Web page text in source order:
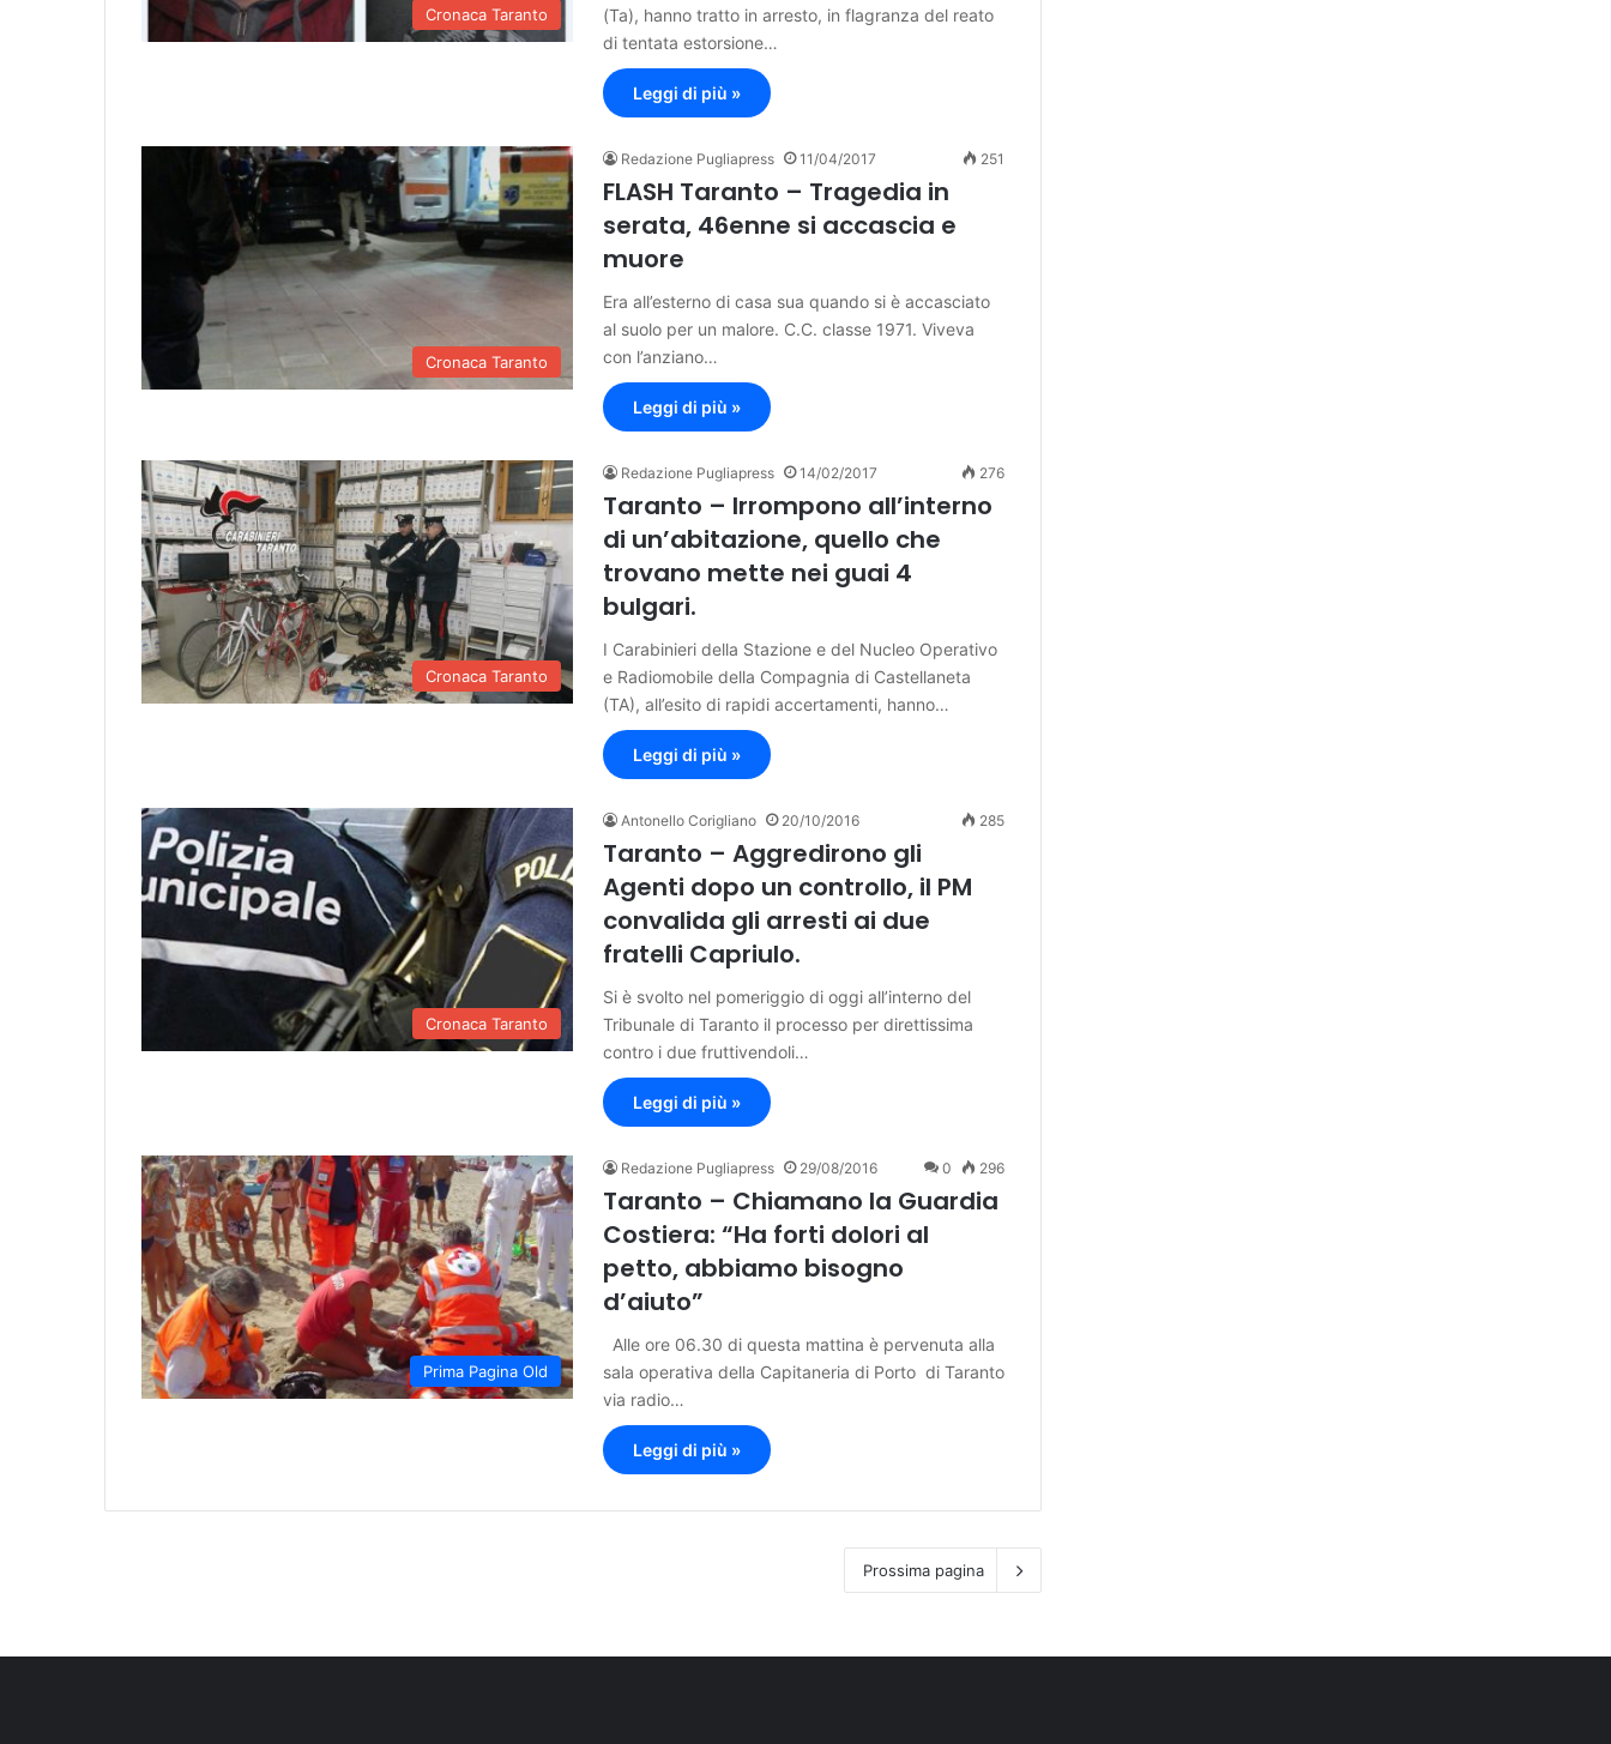
Cronaca Taranto
(Ta), hanno tratto in arresto, in flagranza del reato
di tentata estorsione…
Leggi di più »
Cronaca Taranto
Redazione Pugliapress 11/04/2017 251
FLASH Taranto – Tragedia in
serata, 46enne si accascia e
muore
Era all’esterno di casa sua quando si è accasciato
al suolo per un malore. C.C. classe 1971. Viveva
con l’anziano…
Leggi di più »
Cronaca Taranto
Redazione Pugliapress 14/02/2017 276
Taranto – Irrompono all’interno
di un’abitazione, quello che
trovano mette nei guai 4
bulgari.
I Carabinieri della Stazione e del Nucleo Operativo
e Radiomobile della Compagnia di Castellaneta
(TA), all’esito di rapidi accertamenti, hanno…
Leggi di più »
Cronaca Taranto
Antonello Corigliano 20/10/2016 285
Taranto – Aggredirono gli
Agenti dopo un controllo, il PM
convalida gli arresti ai due
fratelli Capriulo.
Si è svolto nel pomeriggio di oggi all’interno del
Tribunale di Taranto il processo per direttissima
contro i due fruttivendoli…
Leggi di più »
Prima Pagina Old
Redazione Pugliapress 29/08/2016 0 296
Taranto – Chiamano la Guardia
Costiera: “Ha forti dolori al
petto, abbiamo bisogno
d’aiuto”
Alle ore 06.30 di questa mattina è pervenuta alla
sala operativa della Capitaneria di Porto di Taranto
via radio…
Leggi di più »
Prossima pagina